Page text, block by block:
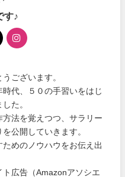
す♪
ございます。
時代、５０の手習いをはじ
た。
法を覚えつつ、サラリー
公開していきます。
めのノウハウをお伝え出
広告（Amazonアソシエ